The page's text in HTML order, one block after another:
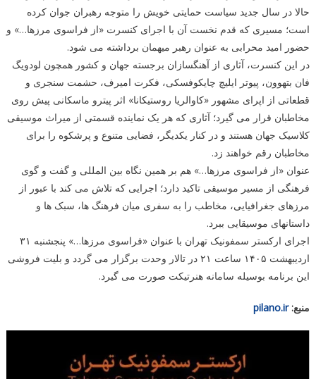
حالا در سال جدید سیاست حمایتی خویش را متوجه رهبران جوان کرده
است؛ مسیری که قدم نخست آن با اجرای کنسرت «از فراسوی مرزها…» و
حضور امید محرابی به عنوان رهبر میهمان برداشته می شود.
در این کنسرت، آثاری از آهنگسازان برجسته جهان و کشور همچون لودویگ
فان بتهوون، پیوتر ایلیچ چایکوفسکی، فکرت امیرف، حشمت سنجری و
قطعاتی از اپرای مشهور «کاوالریا روستیکانا» اثر پیترو ماسکانی پیش روی
مخاطبان قرار می گیرد؛ آثاری که هر یک نماینده قسمتی از میراث موسیقی
کلاسیک جهان هستند و در کنار یکدیگر، فضایی متنوع و پرشکوه را برای
مخاطبان رقم خواهند زد.
عنوان «از فراسوی مرزها…» هم بر همین نگاه بین المللی و گفت و گوی
فرهنگی از مسیر موسیقی تاکید دارد؛ اجرایی که تلاش می کند با عبور از
مرزهای جغرافیایی، مخاطب را به سفری میان فرهنگ ها، سبک ها و
داستانهای موسیقایی ببرد.
اجرای ارکستر سمفونیک تهران با عنوان «فراسوی مرزها…» پنجشنبه ۳۱
اردیبهشت ۱۴۰۵ ساعت ۲۱ در تالار وحدت برگزار می گردد و بلیت فروشی
این برنامه بوسیله سامانه هنرتیکت⁠ صورت می گیرد.
منبع:pilano.ir